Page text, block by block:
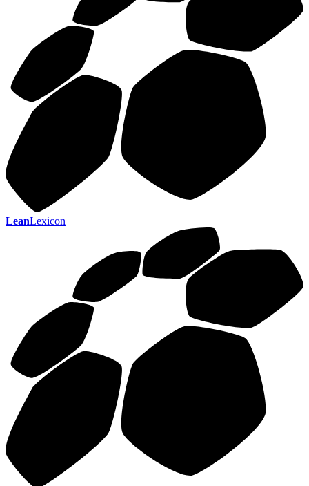
LeanLexicon